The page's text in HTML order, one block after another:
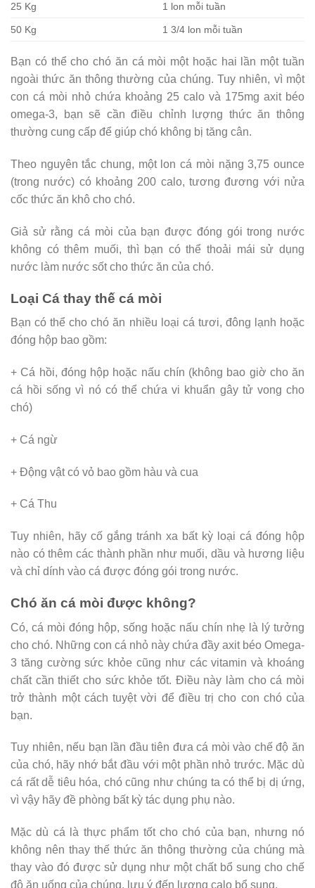
25 Kg 1 lon mỗi tuần
50 Kg 1 3/4 lon mỗi tuần
Bạn có thể cho chó ăn cá mòi một hoặc hai lần một tuần
ngoài thức ăn thông thường của chúng. Tuy nhiên, vì một
con cá mòi nhỏ chứa khoảng 25 calo và 175mg axit béo
omega-3, bạn sẽ cần điều chỉnh lượng thức ăn thông
thường cung cấp để giúp chó không bị tăng cân.
Theo nguyên tắc chung, một lon cá mòi nặng 3,75 ounce
(trong nước) có khoảng 200 calo, tương đương với nửa
cốc thức ăn khô cho chó.
Giả sử rằng cá mòi của bạn được đóng gói trong nước
không có thêm muối, thì bạn có thể thoải mái sử dụng
nước làm nước sốt cho thức ăn của chó.
Loại Cá thay thế cá mòi
Bạn có thể cho chó ăn nhiều loại cá tươi, đông lạnh hoặc
đóng hộp bao gồm:
+ Cá hồi, đóng hộp hoặc nấu chín (không bao giờ cho ăn
cá hồi sống vì nó có thể chứa vi khuẩn gây tử vong cho
chó)
+ Cá ngừ
+ Động vật có vỏ bao gồm hàu và cua
+ Cá Thu
Tuy nhiên, hãy cố gắng tránh xa bất kỳ loại cá đóng hộp
nào có thêm các thành phần như muối, dầu và hương liệu
và chỉ dính vào cá được đóng gói trong nước.
Chó ăn cá mòi được không?
Có, cá mòi đóng hộp, sống hoặc nấu chín nhẹ là lý tưởng
cho chó. Những con cá nhỏ này chứa đầy axit béo Omega-
3 tăng cường sức khỏe cũng như các vitamin và khoáng
chất cần thiết cho sức khỏe tốt. Điều này làm cho cá mòi
trở thành một cách tuyệt vời để điều trị cho con chó của
bạn.
Tuy nhiên, nếu bạn lần đầu tiên đưa cá mòi vào chế độ ăn
của chó, hãy nhớ bắt đầu với một phần nhỏ trước. Mặc dù
cá rất dễ tiêu hóa, chó cũng như chúng ta có thể bị dị ứng,
vì vậy hãy đề phòng bất kỳ tác dụng phụ nào.
Mặc dù cá là thực phẩm tốt cho chó của bạn, nhưng nó
không nên thay thế thức ăn thông thường của chúng mà
thay vào đó được sử dụng như một chất bổ sung cho chế
độ ăn uống của chúng, lưu ý đến lượng calo bổ sung.